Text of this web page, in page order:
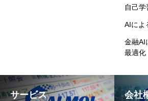
自己学
AIによ
金融AI
最適化
サービス 会社